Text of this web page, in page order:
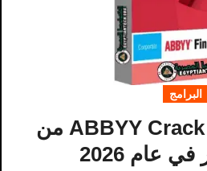
البرامج
تحميل برنامج ABBYY Crack من
عام 2026